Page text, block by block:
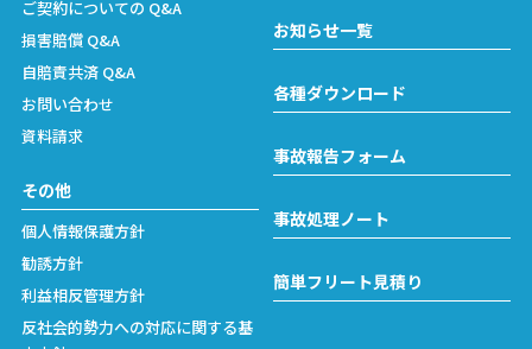
ご契約についての Q&A
損害賠償 Q&A
自賠責共済 Q&A
お問い合わせ
資料請求
その他
個人情報保護方針
勧誘方針
利益相反管理方針
反社会的勢力への対応に関する基
お知らせ一覧
各種ダウンロード
事故報告フォーム
事故処理ノート
簡単フリート見積り